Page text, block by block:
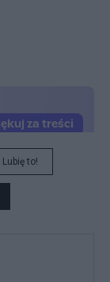
Lubię to!